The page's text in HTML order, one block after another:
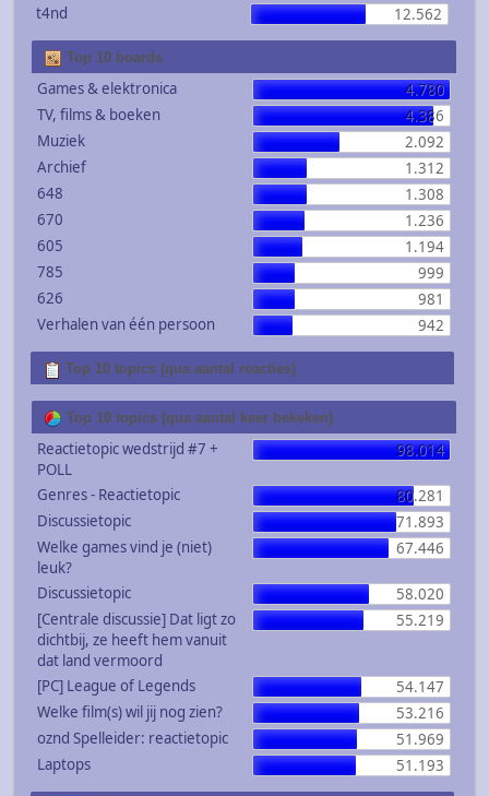
t4nd
12.562
Top 10 boards
Games & elektronica
4.780
TV, films & boeken
4.386
Muziek
2.092
Archief
1.312
648
1.308
670
1.236
605
1.194
785
999
626
981
Verhalen van één persoon
942
Top 10 topics (qua aantal reacties)
Top 10 topics (qua aantal keer bekeken)
Reactietopic wedstrijd #7 +
POLL
98.014
Genres - Reactietopic
80.281
Discussietopic
71.893
Welke games vind je (niet)
leuk?
67.446
Discussietopic
58.020
[Centrale discussie] Dat ligt zo
dichtbij, ze heeft hem vanuit
dat land vermoord
55.219
[PC] League of Legends
54.147
Welke film(s) wil jij nog zien?
53.216
oznd Spelleider: reactietopic
51.969
Laptops
51.193